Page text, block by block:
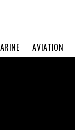
AVIATION